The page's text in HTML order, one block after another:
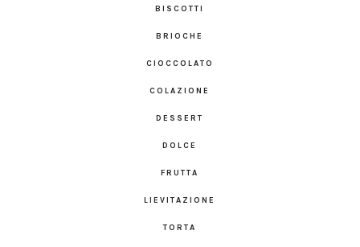
BISCOTTI
BRIOCHE
CIOCCOLATO
COLAZIONE
DESSERT
DOLCE
FRUTTA
LIEVITAZIONE
TORTA